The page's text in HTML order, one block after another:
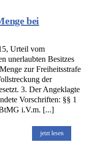
bei
Urteil vom
unerlaubten Besitzes
zur Freiheitsstrafe
der
3. Der Angeklagte
Vorschriften: §§ 1
i.V.m. [...]
jetzt lesen